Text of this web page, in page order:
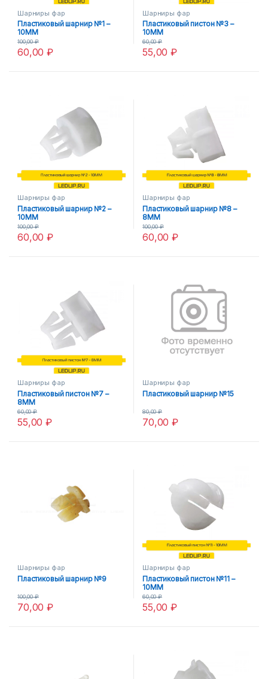
Шарниры фар
Пластиковый шарнир №1 –
10MM
60,00₽
100,00₽
Шарниры фар
Пластиковый пистон №3 –
10MM
55,00₽
60,00₽
Шарниры фар
Пластиковый шарнир №2 –
10MM
60,00₽
100,00₽
Шарниры фар
Пластиковый шарнир №8 –
8MM
60,00₽
100,00₽
Шарниры фар
Пластиковый пистон №7 –
8MM
55,00₽
60,00₽
Шарниры фар
Пластиковый шарнир №15
70,00₽
80,00₽
Шарниры фар
Пластиковый шарнир №9
70,00₽
100,00₽
Шарниры фар
Пластиковый пистон №11 –
10MM
55,00₽
60,00₽